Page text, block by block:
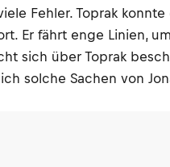
Fehler. Toprak konnte
Er fährt enge Linien,
sich über Toprak
solche Sachen von